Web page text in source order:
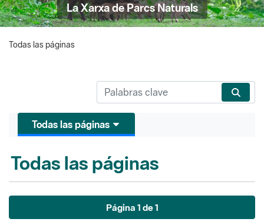
La Xarxa de Parcs Naturals
Todas las páginas
Todas las páginas
Todas las páginas
Página 1 de 1